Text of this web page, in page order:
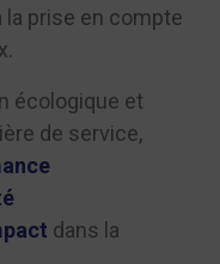
prise en compte
écologique et
de service,
dans la